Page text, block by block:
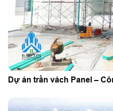
Dự án trần vách Panel –